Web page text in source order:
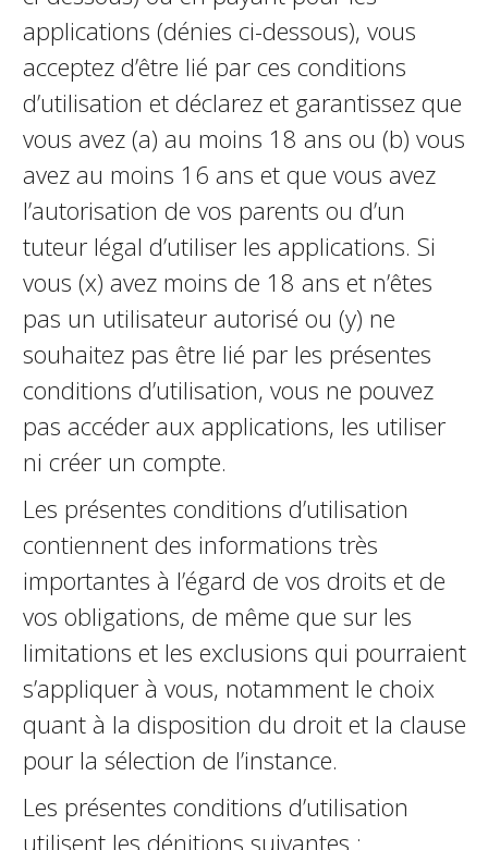
applications (définies ci-dessous), vous
acceptez d’être lié par ces conditions
d’utilisation et déclarez et garantissez que
vous avez (a) au moins 18 ans ou (b) vous
avez au moins 16 ans et que vous avez
l’autorisation de vos parents ou d’un
tuteur légal d’utiliser les applications. Si
vous (x) avez moins de 18 ans et n’êtes
pas un utilisateur autorisé ou (y) ne
souhaitez pas être lié par les présentes
conditions d’utilisation, vous ne pouvez
pas accéder aux applications, les utiliser
ni créer un compte.
Les présentes conditions d’utilisation
contiennent des informations très
importantes à l’égard de vos droits et de
vos obligations, de même que sur les
limitations et les exclusions qui pourraient
s’appliquer à vous, notamment le choix
quant à la disposition du droit et la clause
pour la sélection de l’instance.
Les présentes conditions d’utilisation
utilisent les définitions suivantes :